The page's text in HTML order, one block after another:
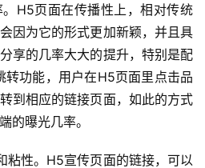
H5页面在传播性上，相对传统
因为它的形式更加新颖，并且具
享的几率大大的提升，特别是配
功能，用户在H5页面里点击品
到相应的链接页面，如此的方式
的曝光几率。
粘性。H5宣传页面的链接，可以